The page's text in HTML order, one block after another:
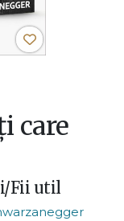
care
Fii util